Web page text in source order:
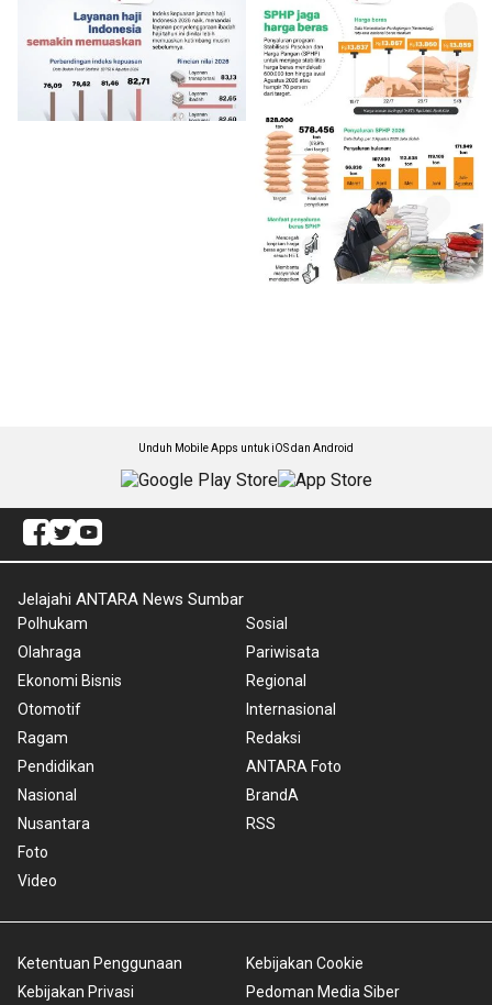
Unduh Mobile Apps untuk iOS dan Android
Jelajahi ANTARA News Sumbar
Polhukam
Olahraga
Ekonomi Bisnis
Otomotif
Ragam
Pendidikan
Nasional
Nusantara
Foto
Video
Sosial
Pariwisata
Regional
Internasional
Redaksi
ANTARA Foto
BrandA
RSS
Ketentuan Penggunaan
Kebijakan Privasi
Kebijakan Cookie
Pedoman Media Siber